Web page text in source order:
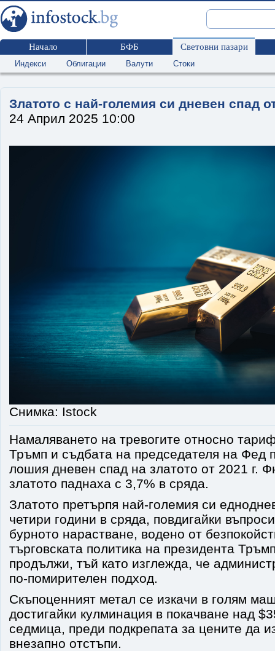
Начало БФБ Световни пазари
Индекси Облигации Валути Стоки
Златото с най-големия си дневен спад
24 Април 2025 10:00
Снимка: Istock
Намаляването на тревогите относно
Тръмп и съдбата на председателя на Фед
лошия дневен спад на златото от 2021 г.
златото паднаха с 3,7% в сряда.
Златото претърпя най-големия си
четири години в сряда, повдигайки
бурното нарастване, водено от
търговската политика на президента
продължи, тъй като изглежда, че
по-помирителен подход.
Скъпоценният метал се изкачи в голям
достигайки кулминация в покачване над
седмица, преди подкрепата за цените да
внезапно отстъпи.